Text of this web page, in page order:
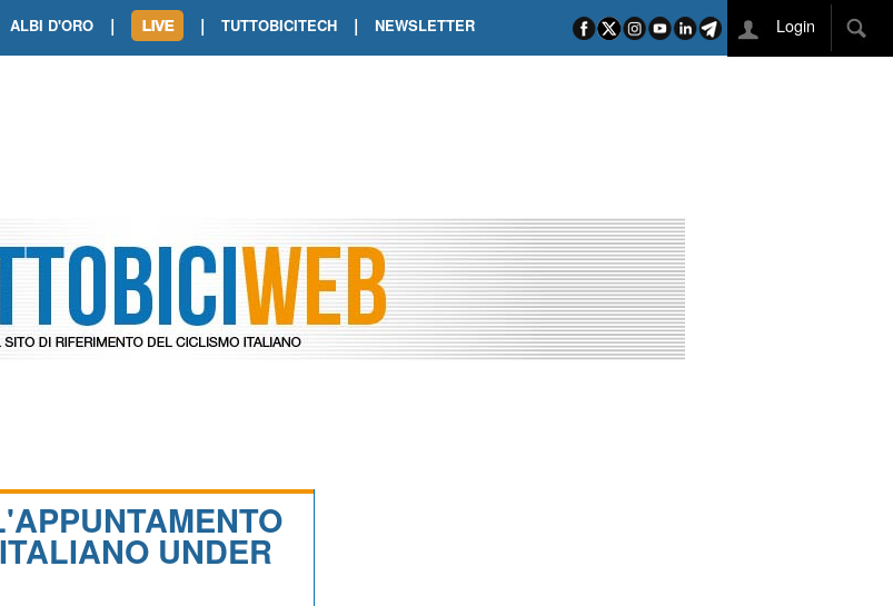
ALBI D'ORO |
TOUR DE FRANCE. ORCIERES-MERLETTE INCORONA CARAPAZ
TOUR DE FRANCE. A VOIRON TRIONFO DI PHILIPSEN SU SCHMID E KOOIJ
| TUTTOBICITECH | NEWSLETTER Login
UNDER